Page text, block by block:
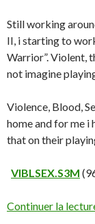
Still working
II, i starting to
Warrior”. Violent,
not imagine
Violence, Blood,
home and for me i
that on their
VIBLSEX.S3M
Continuer la